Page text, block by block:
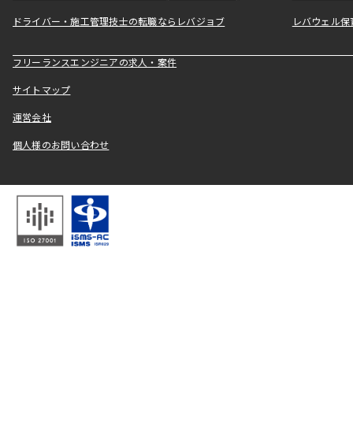
ドライバー・施工管理技士の転職ならレバジョブ レバウェル
フリーランスエンジニアの求人・案件
サイトマップ
運営会社
個人様のお問い合わせ